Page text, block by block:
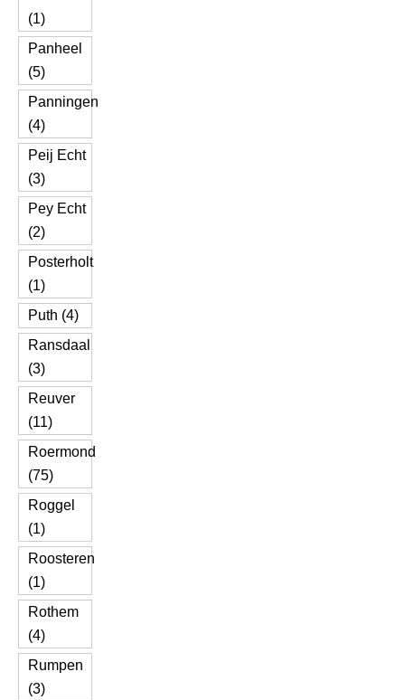
(1)
Panheel
(5)
Panningen
(4)
Peij Echt
(3)
Pey Echt
(2)
Posterholt
(1)
Puth (4)
Ransdaal
(3)
Reuver
(11)
Roermond
(75)
Roggel
(1)
Roosteren
(1)
Rothem
(4)
Rumpen
(3)